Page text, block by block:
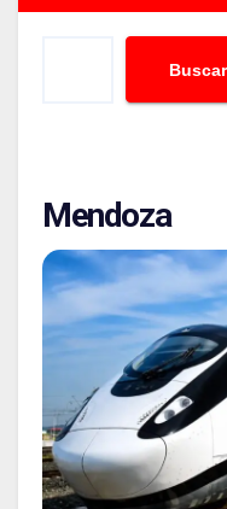
Buscar
Mendoza